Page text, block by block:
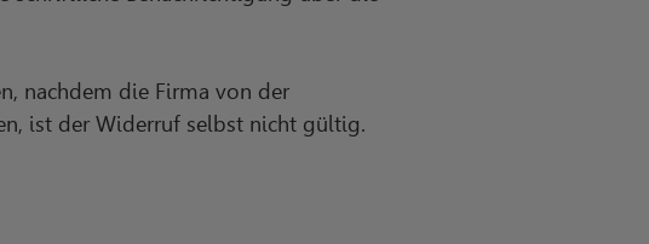
nachdem die Firma von der
ist der Widerruf selbst nicht gültig.